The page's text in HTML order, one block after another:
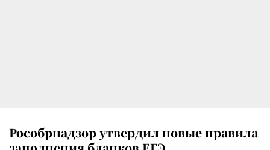
Рособрнадзор утвердил новые правила